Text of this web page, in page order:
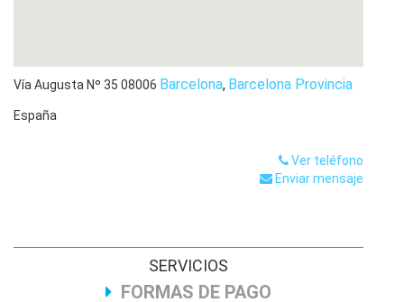
Vía Augusta Nº 35 08006 Barcelona, Barcelona Provincia
España
Ver teléfono
Enviar mensaje
SERVICIOS
FORMAS DE PAGO